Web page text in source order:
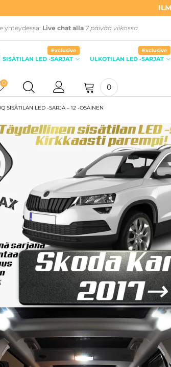
yhteydessä: Live chat alla 7 päivää viikossa
SISÄTILAN LED -SARJAT
Exclusive
ULKOTILAN LED -SARJAT
Exclusive
0 0
SISÄTILAN LED -SARJA – 12 -OSAINEN